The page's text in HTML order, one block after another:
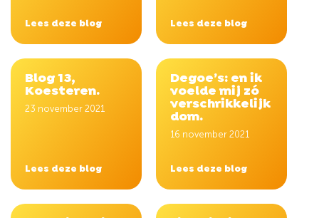
Lees deze blog Lees deze blog
Blog 13,
Koesteren.
23 november 2021
Lees deze blog
Degoe’s: en ik
voelde mij zó
verschrikkelijk
dom.
16 november 2021
Lees deze blog